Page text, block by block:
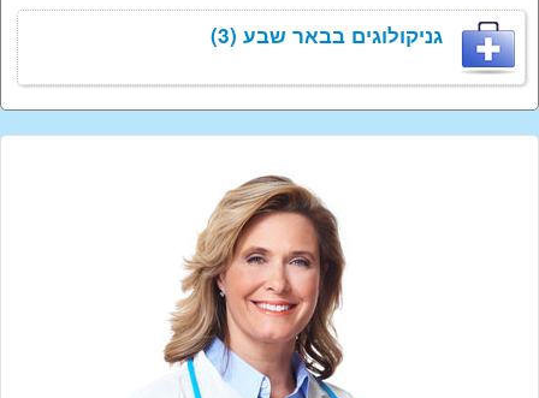
גניקולוגים בבאר שבע (3)